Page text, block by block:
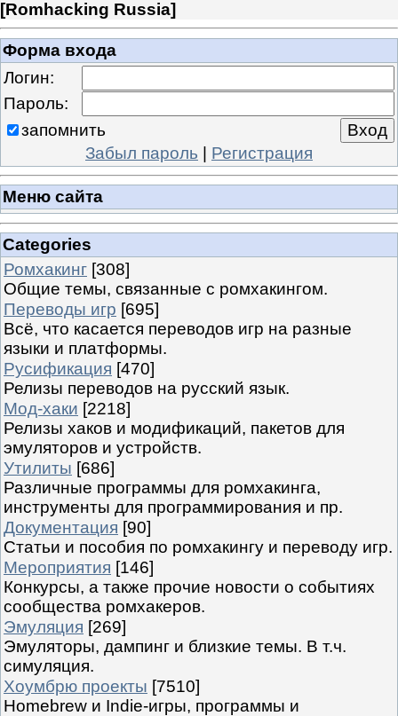
[Romhacking Russia]
Форма входа
Логин:
Пароль:
запомнить
Забыл пароль | Регистрация
Меню сайта
Categories
Ромхакинг [308]
Общие темы, связанные с ромхакингом.
Переводы игр [695]
Всё, что касается переводов игр на разные
языки и платформы.
Русификация [470]
Релизы переводов на русский язык.
Мод-хаки [2218]
Релизы хаков и модификаций, пакетов для
эмуляторов и устройств.
Утилиты [686]
Различные программы для ромхакинга,
инструменты для программирования и пр.
Документация [90]
Статьи и пособия по ромхакингу и переводу игр.
Мероприятия [146]
Конкурсы, а также прочие новости о событиях
сообщества ромхакеров.
Эмуляция [269]
Эмуляторы, дампинг и близкие темы. В т.ч.
симуляция.
Хоумбрю проекты [7510]
Homebrew и Indie-игры, программы и